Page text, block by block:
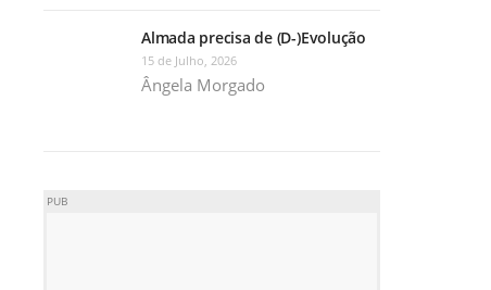
Almada precisa de (D-)Evolução
15 de Julho, 2026
Ângela Morgado
PUB